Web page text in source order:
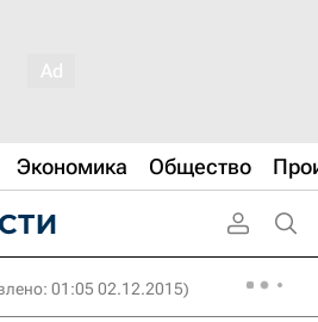
Экономика Общество
01:05 02.12.2015)